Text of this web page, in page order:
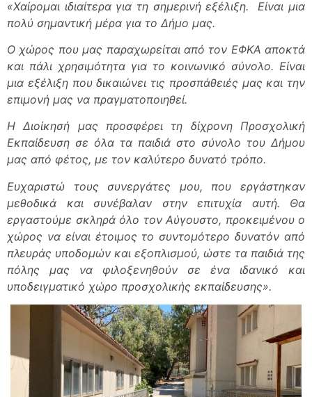
«Χαίρομαι ιδιαίτερα για τη σημερινή εξέλιξη. Είναι μια
πολύ σημαντική μέρα για το Δήμο μας.
Ο χώρος που μας παραχωρείται από τον ΕΦΚΑ αποκτά
και πάλι χρησιμότητα για το κοινωνικό σύνολο. Είναι
μια εξέλιξη που δικαιώνει τις προσπάθειές μας και την
επιμονή μας να πραγματοποιηθεί.
Η Διοίκησή μας προσφέρει τη δίχρονη Προσχολική
Εκπαίδευση σε όλα τα παιδιά στο σύνολο του Δήμου
μας από φέτος, με τον καλύτερο δυνατό τρόπο.
Ευχαριστώ τους συνεργάτες μου, που εργάστηκαν
μεθοδικά και συνέβαλαν στην επιτυχία αυτή. Θα
εργαστούμε σκληρά όλο τον Αύγουστο, προκειμένου ο
χώρος να είναι έτοιμος το συντομότερο δυνατόν από
πλευράς υποδομών και εξοπλισμού, ώστε τα παιδιά της
πόλης μας να φιλοξενηθούν σε ένα ιδανικό και
υποδειγματικό χώρο προσχολικής εκπαίδευσης».